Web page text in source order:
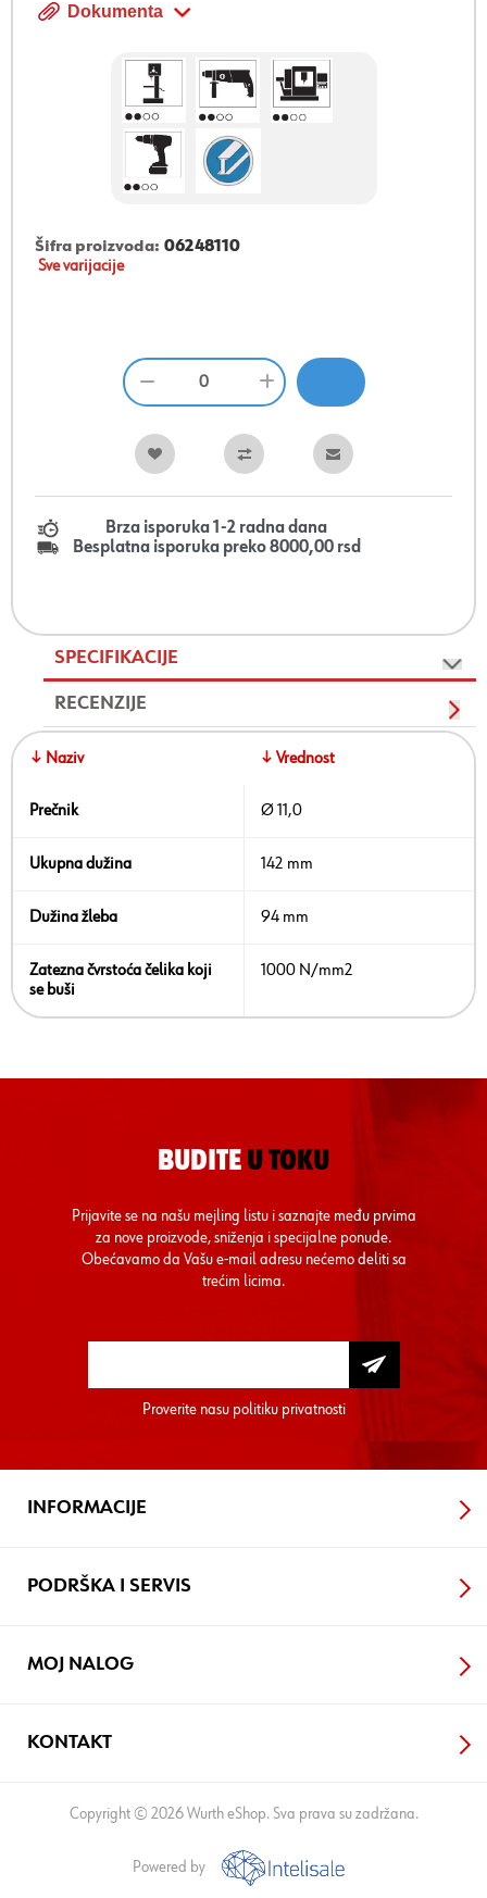
Dokumenta
Šifra proizvoda: 06248110
Sve varijacije
Brza isporuka 1-2 radna dana
Besplatna isporuka preko 8000,00 rsd
SPECIFIKACIJE
RECENZIJE
↓ Naziv ↓ Vrednost
Prečnik Ø 11,0
Ukupna dužina 142 mm
Dužina žleba 94 mm
Zatezna čvrstoća čelika koji
se buši
1000 N/mm2
BUDITE U TOKU
Prijavite se na našu mejling listu i saznajte među prvima
za nove proizvode, sniženja i specijalne ponude.
Obećavamo da Vašu e-mail adresu nećemo deliti sa
trećim licima.
Proverite nasu politiku privatnosti
INFORMACIJE
PODRŠKA I SERVIS
MOJ NALOG
KONTAKT
Copyright © 2026 Wurth eShop. Sva prava su zadržana.
Powered by